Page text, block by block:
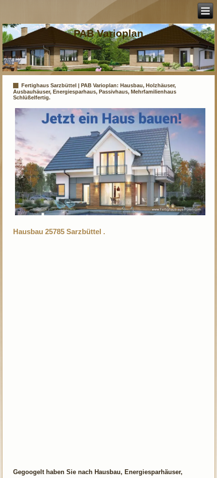
PAB Varioplan
Fertighaus Sarzbüttel | PAB Varioplan: Hausbau, Holzhäuser,
Ausbauhäuser, Energiesparhaus, Passivhaus, Mehrfamilienhaus
Schlüßelfertig.
Hausbau 25785 Sarzbüttel .
Gegoogelt haben Sie nach Hausbau, Energiesparhäuser,